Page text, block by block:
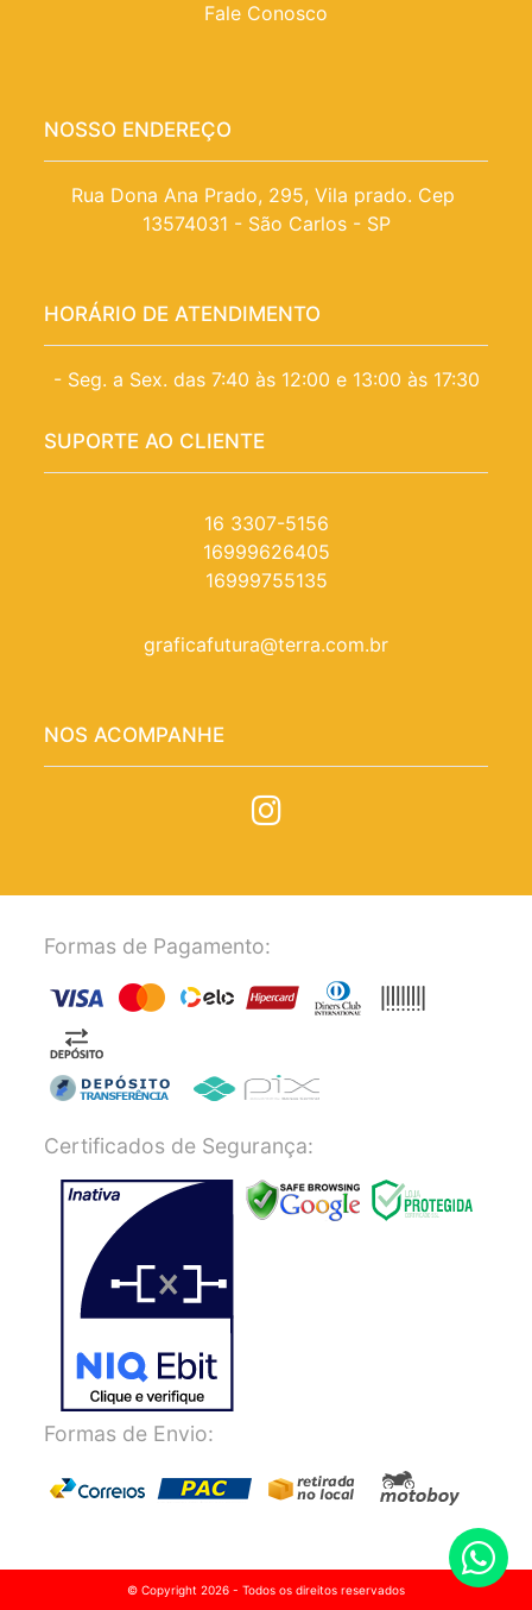
Fale Conosco
NOSSO ENDEREÇO
Rua Dona Ana Prado, 295, Vila prado. Cep
13574031 - São Carlos - SP
HORÁRIO DE ATENDIMENTO
- Seg. a Sex. das 7:40 às 12:00 e 13:00 às 17:30
SUPORTE AO CLIENTE
16 3307-5156
16999626405
16999755135
graficafutura@terra.com.br
NOS ACOMPANHE
Formas de Pagamento:
Certificados de Segurança:
Formas de Envio:
© Copyright 2026 - Todos os direitos reservados